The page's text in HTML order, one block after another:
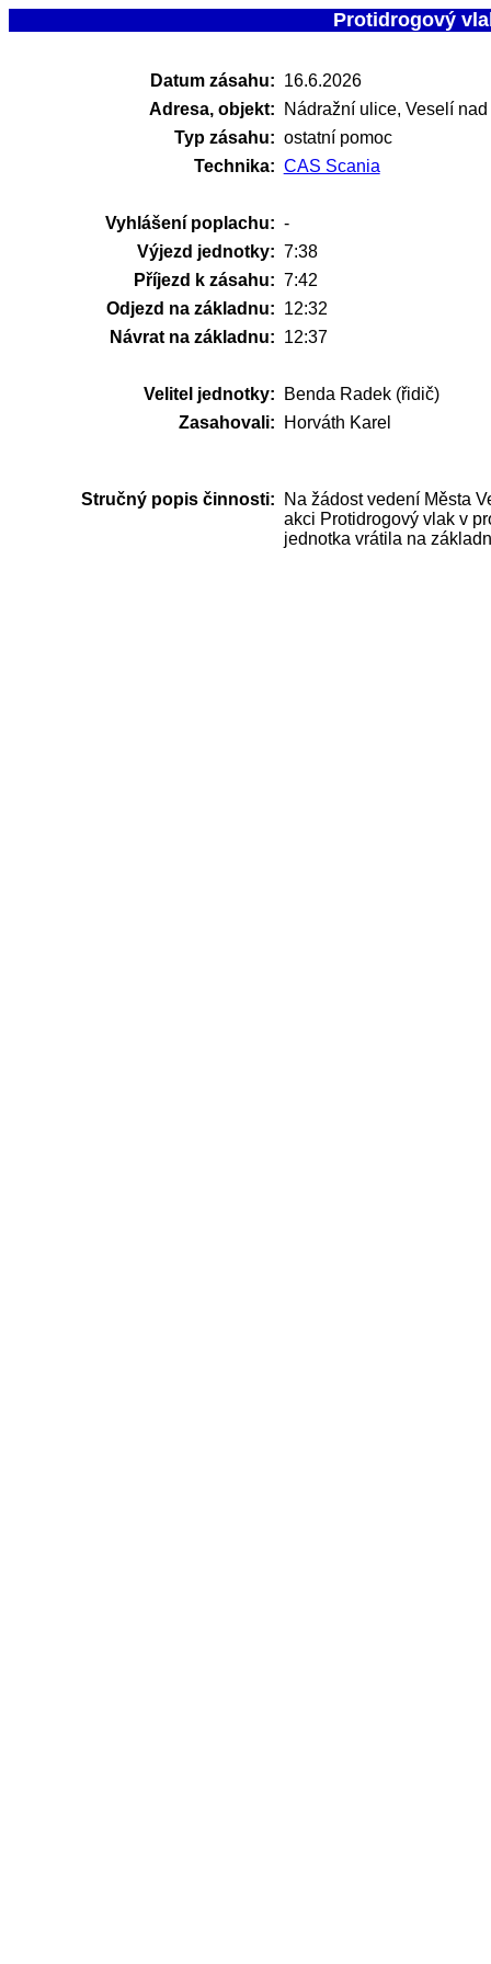
Protidrogový
Datum zásahu: 16.6.2026
Adresa, objekt:
Nádražní ulice, Veselí
Typ zásahu: ostatní pomoc
Technika: CAS Scania
Vyhlášení poplachu: -
Výjezd jednotky: 7:38
Příjezd k zásahu: 7:42
Odjezd na základnu: 12:32
Návrat na základnu: 12:37
Velitel jednotky:
Benda Radek (řidič)
Zasahovali:
Horváth Karel
Stručný popis činnosti:
Na žádost vedení Města
akci Protidrogový vlak v
jednotka vrátila na